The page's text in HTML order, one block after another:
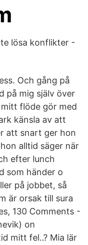
lösa konflikter -
Och gång på
på mig själv över
flöde gör med
känsla av att
att snart ger hon
alltid säger när
efter lunch
som händer o
på jobbet, så
är orsak till sura
130 Comments -
on
mitt fel..? Mia lär